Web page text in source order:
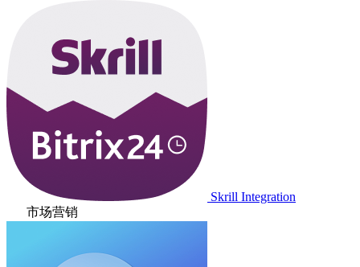
Skrill Integration
市场营销